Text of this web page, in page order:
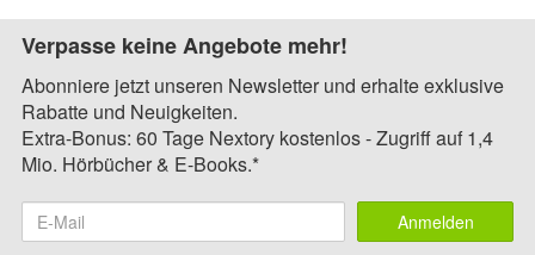
Verpasse keine Angebote mehr!
Abonniere jetzt unseren Newsletter und erhalte exklusive
Rabatte und Neuigkeiten.
Extra-Bonus: 60 Tage Nextory kostenlos - Zugriff auf 1,4
Mio. Hörbücher & E-Books.*
Anmelden